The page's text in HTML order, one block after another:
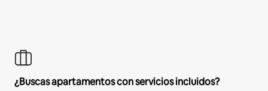
¿Buscas apartamentos con servicios incluidos?